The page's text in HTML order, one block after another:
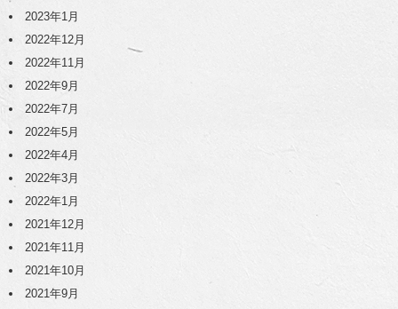
2023年1月
2022年12月
2022年11月
2022年9月
2022年7月
2022年5月
2022年4月
2022年3月
2022年1月
2021年12月
2021年11月
2021年10月
2021年9月